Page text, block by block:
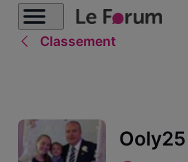
Classement
Ooly25